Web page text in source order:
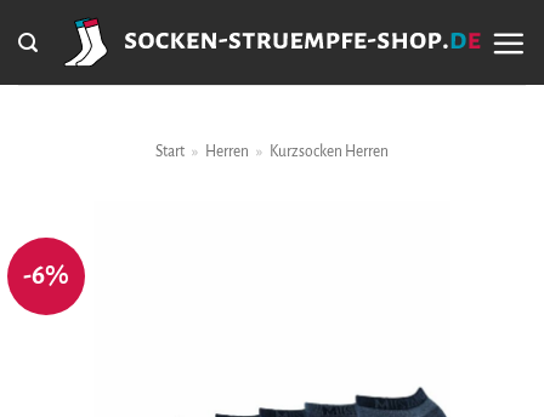
Inhalt
springen
Start » Herren » Kurzsocken Herren
-6%